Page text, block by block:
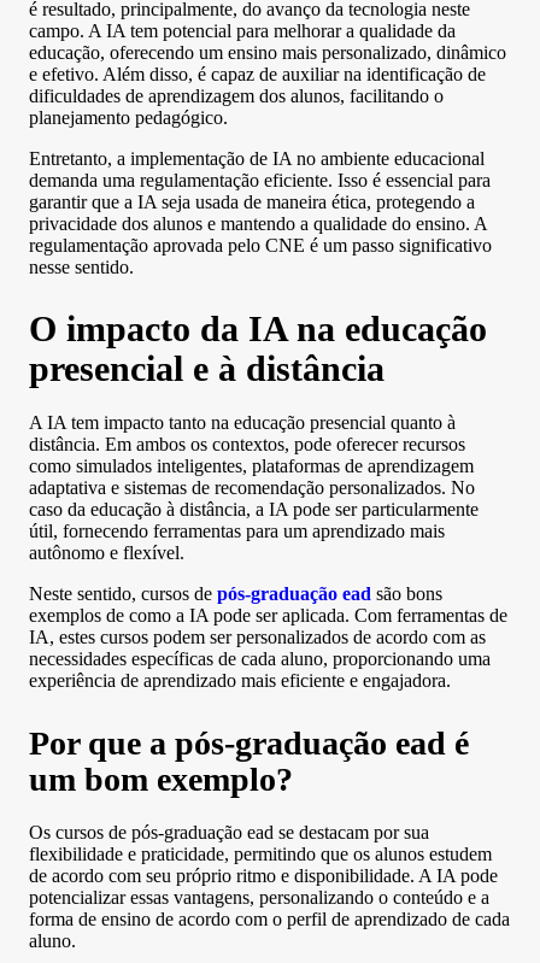
é resultado, principalmente, do avanço da tecnologia neste
campo. A IA tem potencial para melhorar a qualidade da
educação, oferecendo um ensino mais personalizado, dinâmico
e efetivo. Além disso, é capaz de auxiliar na identificação de
dificuldades de aprendizagem dos alunos, facilitando o
planejamento pedagógico.
Entretanto, a implementação de IA no ambiente educacional
demanda uma regulamentação eficiente. Isso é essencial para
garantir que a IA seja usada de maneira ética, protegendo a
privacidade dos alunos e mantendo a qualidade do ensino. A
regulamentação aprovada pelo CNE é um passo significativo
nesse sentido.
O impacto da IA na educação
presencial e à distância
A IA tem impacto tanto na educação presencial quanto à
distância. Em ambos os contextos, pode oferecer recursos
como simulados inteligentes, plataformas de aprendizagem
adaptativa e sistemas de recomendação personalizados. No
caso da educação à distância, a IA pode ser particularmente
útil, fornecendo ferramentas para um aprendizado mais
autônomo e flexível.
Neste sentido, cursos de pós-graduação ead são bons
exemplos de como a IA pode ser aplicada. Com ferramentas de
IA, estes cursos podem ser personalizados de acordo com as
necessidades específicas de cada aluno, proporcionando uma
experiência de aprendizado mais eficiente e engajadora.
Por que a pós-graduação ead é
um bom exemplo?
Os cursos de pós-graduação ead se destacam por sua
flexibilidade e praticidade, permitindo que os alunos estudem
de acordo com seu próprio ritmo e disponibilidade. A IA pode
potencializar essas vantagens, personalizando o conteúdo e a
forma de ensino de acordo com o perfil de aprendizado de cada
aluno.